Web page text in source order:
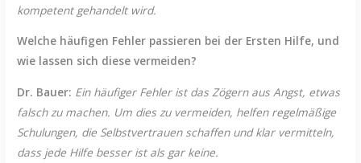
kompetent gehandelt wird.
Welche häufigen Fehler passieren bei der Ersten Hilfe, und
wie lassen sich diese vermeiden?
Dr. Bauer: Ein häufiger Fehler ist das Zögern aus Angst, etwas
falsch zu machen. Um dies zu vermeiden, helfen regelmäßige
Schulungen, die Selbstvertrauen schaffen und klar vermitteln,
dass jede Hilfe besser ist als gar keine.